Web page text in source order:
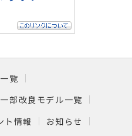
覧
部改良モデル一覧
ト情報
お知らせ